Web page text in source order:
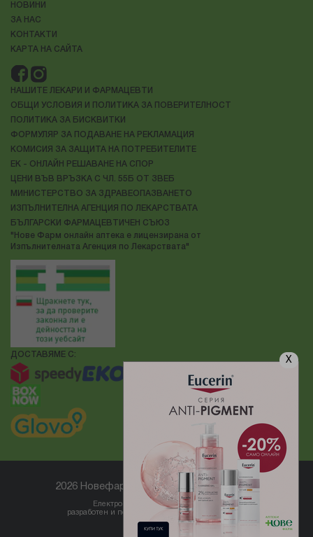
X
НОВИНИ
ЗА НАС
КОНТАКТИ
КАРТА НА САЙТА
НАШИТЕ ЛЕКАРИ И ФАРМАЦЕВТИ
ОБЩИ УСЛОВИЯ И ПОЛИТИКА ЗА ПОВЕРИТЕЛНОСТ
ПОЛИТИКА ЗА БИСКВИТКИ
ФОРМУЛЯР ЗА ПОДАВАНЕ НА РЕКЛАМАЦИЯ
КОМИСИЯ ЗА ЗАЩИТА НА ПОТРЕБИТЕЛИТЕ
ЕК - ОНЛАЙН РЕШАВАНЕ НА СПОР
ЦЕНИ ВЪВ ВРЪЗКА С ЧЛ. 55Б ОТ ЗВЕБ
МИНИСТЕРСТВО ЗА ЗДРАВЕОПАЗВАНЕТО
ИЗПЪЛНИТЕЛНА АГЕНЦИЯ ПО ЛЕКАРСТВАТА
БЪЛГАРСКИ ФАРМАЦЕВТИЧЕН СЪЮЗ
"Нове Фарм онлайн аптека е лицензирана от
Изпълнителната Агенция по Лекарствата"
ДОСТАВЯМЕ С:
2026 Новефарм ® Всички права запазени
Електронен магазин
разработен и поддържан от